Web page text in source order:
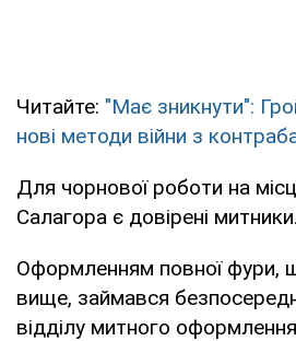
Читайте: "Має зникнути":
нові методи війни з
Для чорнової роботи на
Салагора є довірені митники.
Оформленням повної фури,
вище, займався
відділу митного